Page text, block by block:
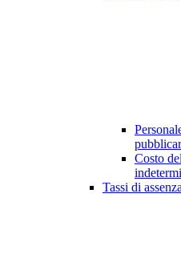
Costo
Tassi di assenza